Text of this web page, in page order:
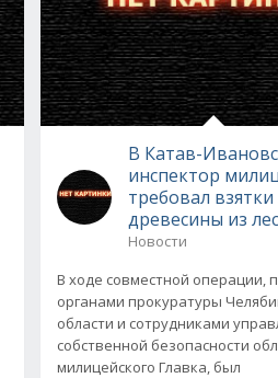
В Катав-
инспектор
требовал
древесины из
Новости
В ходе совместной операции,
органами прокуратуры
области и сотрудниками
собственной безопасности
милицейского Главка, был